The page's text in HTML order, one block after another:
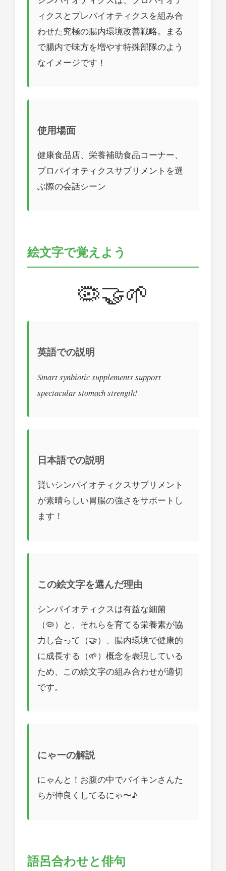
ィクスとプレバイオティクスを組み合
わせた究極の腸内環境改善戦略。まる
で腸内で味方を増やす特殊部隊のよう
なイメージです！
使用場面
健康食品店、栄養補助食品コーナー、
プロバイオティクスサプリメントを選
ぶ際の会話シーン
絵文字で覚えよう
🦠🤝🌱
英語での説明
Smart synbiotic supplements support
spectacular stomach strength!
日本語での説明
賢いシンバイオティクスサプリメント
が素晴らしい胃腸の強さをサポートし
ます！
この絵文字を選んだ理由
シンバイオティクスは有益な細菌
（🦠）と、それらを育てる栄養素が協
力し合って（🤝）、腸内環境で健康的
に成長する（🌱）概念を表現している
ため、この絵文字の組み合わせが適切
です。
にゃーの解説
にゃんと！お腹の中でバイキンさんた
ちが仲良くしてるにゃ〜♪
語呂合わせと俳句